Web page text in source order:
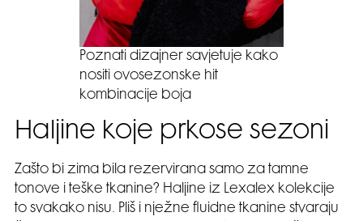
Poznati dizajner savjetuje kako
nositi ovosezonske hit
kombinacije boja
Haljine koje prkose sezoni
Zašto bi zima bila rezervirana samo za tamne
tonove i teške tkanine? Haljine iz Lexalex kolekcije
to svakako nisu. Pliš i nježne fluidne tkanine stvaraju